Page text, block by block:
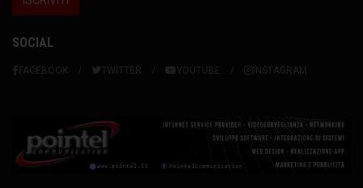
SOCIAL
FACEBOOK TWITTER YOUTUBE INSTAGRAM